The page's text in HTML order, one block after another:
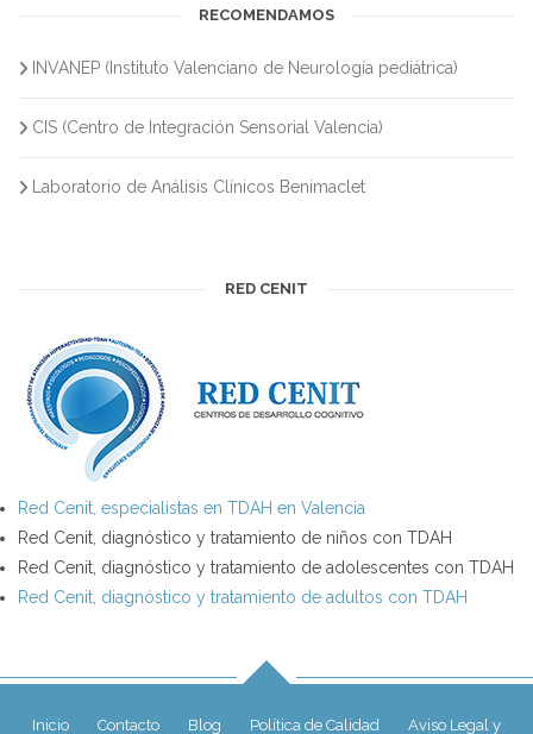
RECOMENDAMOS
INVANEP (Instituto Valenciano de Neurología pediátrica)
CIS (Centro de Integración Sensorial Valencia)
Laboratorio de Análisis Clínicos Benimaclet
RED CENIT
Red Cenit, especialistas en TDAH en Valencia
Red Cenit, diagnóstico y tratamiento de niños con TDAH
Red Cenit, diagnóstico y tratamiento de adolescentes con TDAH
Red Cenit, diagnóstico y tratamiento de adultos con TDAH
Inicio Contacto Blog Política de Calidad Aviso Legal y